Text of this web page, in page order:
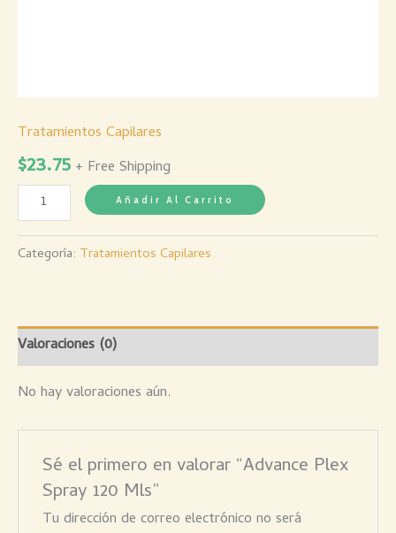
Tratamientos Capilares
$23.75 + Free Shipping
Añadir Al Carrito
Categoría: Tratamientos Capilares
Valoraciones (0)
No hay valoraciones aún.
Sé el primero en valorar “Advance Plex
Spray 120 Mls”
Tu dirección de correo electrónico no será